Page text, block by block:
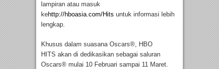
lampiran atau masuk
kehttp://hboasia.com/Hits untuk informasi lebih
lengkap.
Khusus dalam suasana Oscars®, HBO
HITS akan di dedikasikan sebagai saluran
Oscars® mulai 10 Februari sampai 11 Maret.